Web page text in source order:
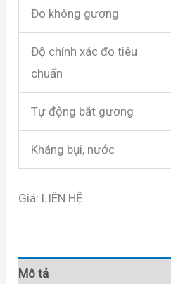
Đo không gương
Độ chính xác đo tiêu
chuẩn
Tự động bắt gương
Kháng bụi, nước
Giá: LIÊN HỆ
Mô tả